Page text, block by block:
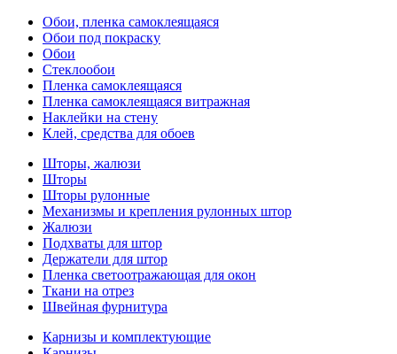
Обои, пленка самоклеящаяся
Обои под покраску
Обои
Стеклообои
Пленка самоклеящаяся
Пленка самоклеящаяся витражная
Наклейки на стену
Клей, средства для обоев
Шторы, жалюзи
Шторы
Шторы рулонные
Механизмы и крепления рулонных штор
Жалюзи
Подхваты для штор
Держатели для штор
Пленка светоотражающая для окон
Ткани на отрез
Швейная фурнитура
Карнизы и комплектующие